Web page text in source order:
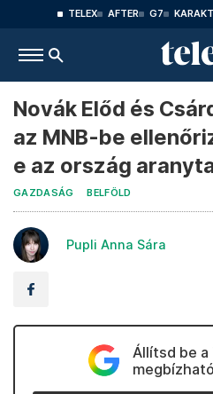
TELEX AFTER G7
Novák Előd és
az MNB-be
e az ország
GAZDASÁG BELFÖLD
Pupli Anna Sára
Állítsd be a